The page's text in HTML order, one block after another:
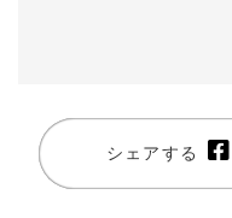
シェアする